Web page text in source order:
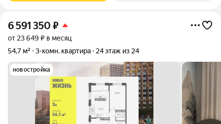
6 591 350 ₽
от 23 649 ₽ в месяц
54,7 м²
3-комн. квартира 24 этаж из 24
новостройка